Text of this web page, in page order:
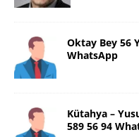
Oktay Bey 56
WhatsApp
Kütahya –
589 56 94